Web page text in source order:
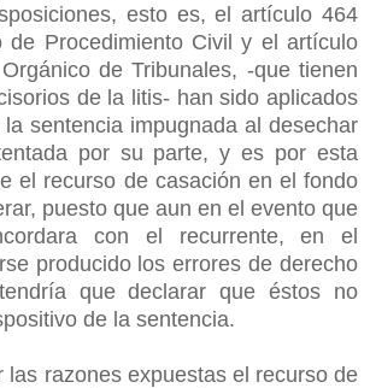
esto es, el artículo 464
de Procedimiento Civil y el artículo
de Tribunales, -que tienen
de la litis- han sido aplicados
sentencia impugnada al desechar
por su parte, y es por esta
el recurso de casación en el fondo
puesto que aun en el evento que
con el recurrente, en el
producido los errores de derecho
que declarar que éstos no
de la sentencia.
las razones expuestas el recurso de